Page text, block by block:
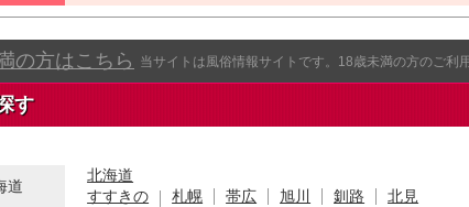
の方はこちら 当サイトは風俗情報サイトです。18歳未満の方のご利
す
道
北海道
すすきの
札幌 帯広 旭川 釧路 北見